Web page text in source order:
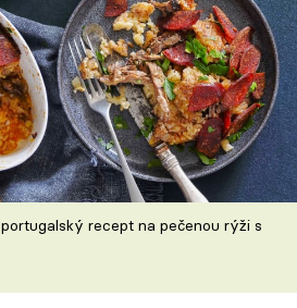
recept na pečenou rýži s